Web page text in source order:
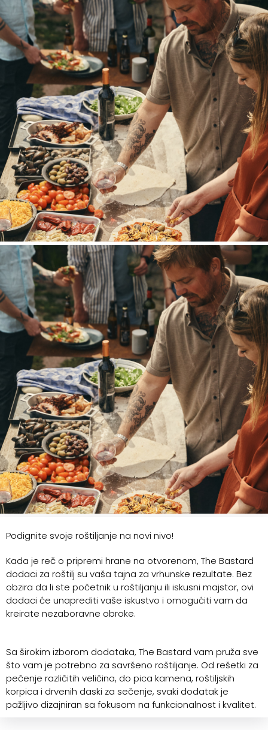
Podignite svoje roštiljanje na novi nivo!
Kada je reč o pripremi hrane na otvorenom, The Bastard
dodaci za roštilj su vaša tajna za vrhunske rezultate. Bez
obzira da li ste početnik u roštiljanju ili iskusni majstor, ovi
dodaci će unaprediti vaše iskustvo i omogućiti vam da
kreirate nezaboravne obroke.
Sa širokim izborom dodataka, The Bastard vam pruža sve
što vam je potrebno za savršeno roštiljanje. Od rešetki za
pečenje različitih veličina, do pica kamena, roštiljskih
korpica i drvenih daski za sečenje, svaki dodatak je
pažljivo dizajniran sa fokusom na funkcionalnost i kvalitet.